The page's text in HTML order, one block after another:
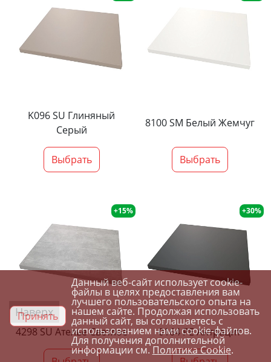
K096 SU Глиняный
Серый
Выбрать
8100 SM Белый Жемчуг
Выбрать
+15%
4298 SU Ателье Светлое
+30%
0164 PE Антрацит
Наверх
Принять
Данный веб-сайт использует cookie-
файлы в целях предоставления вам
лучшего пользовательского опыта на
нашем сайте. Продолжая использовать
данный сайт, вы соглашаетесь с
использованием нами cookie-файлов.
Для получения дополнительной
информации см.Политика Cookie.